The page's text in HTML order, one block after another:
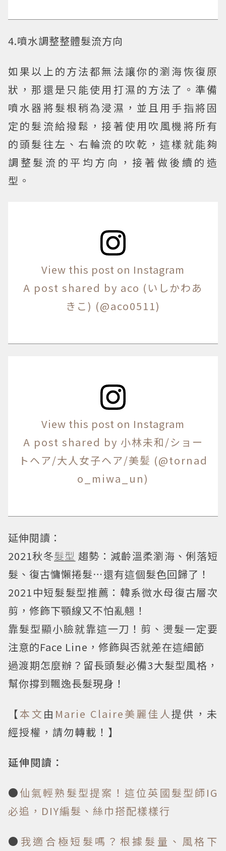
4.噴水調整整體髮流方向
如果以上的方法都無法讓你的瀏海恢復原
狀，那還是只能使用打濕的方法了。準備
噴水器將髮根稍為浸濕，並且用手指將固
定的髮流給撥鬆，接著使用吹風機將所有
的頭髮往左、右輪流的吹乾，這樣就能夠
調整髮流的平均方向，接著做後續的造
型。
View this post on Instagram
A post shared by aco (いしかわあ
きこ) (@aco0511)
View this post on Instagram
A post shared by 小林未和/ショー
トヘア/大人女子ヘア/美髪 (@tornad
o_miwa_un)
延伸閱讀：
2021秋冬髮型 趨勢：減齡溫柔瀏海、俐落短
髮、復古慵懶捲髮⋯還有這個髮色回歸了！
2021中短髮髮型推薦：韓系微水母復古層次
剪，修飾下顎線又不怕亂翹！
靠髮型顯小臉就靠這一刀！剪、燙髮一定要
注意的Face Line，修飾與否就差在這細節
過渡期怎麼辦？留長頭髮必備3大髮型風格，
幫你撐到飄逸長髮現身！
【本文 由 Marie Claire美麗佳人提供，未
經授權，請勿轉載！】
延伸閱讀：
●仙氣輕熟髮型提案！這位英國髮型師IG
必追，DIY編髮、絲巾搭配樣樣行
● 我適合極短髮嗎？根據髮量、風格下